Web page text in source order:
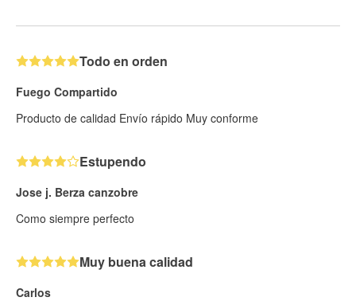
Todo en orden
Fuego Compartido
Producto de calidad Envío rápido Muy conforme
Estupendo
Jose j. Berza canzobre
Como siempre perfecto
Muy buena calidad
Carlos